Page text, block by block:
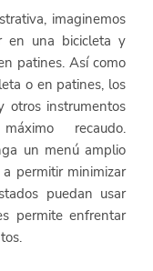
imaginemos
en una bicicleta y
patines. Así como
o en patines, los
otros instrumentos
recaudo.
un menú amplio
permitir minimizar
puedan usar
permite enfrentar